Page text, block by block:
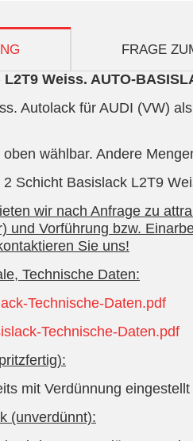
FRAGE
Weiss. AUTO-
Autolack für AUDI (VW)
wählbar. Andere
Schicht Basislack L2T9
wir nach Anfrage zu
und Vorführung bzw.
Sie uns!
Technische Daten:
Technische-Daten.pdf
Technische-Daten.pdf
mit Verdünnung
(unverdünnt):